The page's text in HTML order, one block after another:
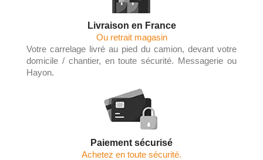
Livraison en France
Ou retrait magasin
Votre carrelage livré au pied du camion, devant votre
domicile / chantier, en toute sécurité. Messagerie ou
Hayon.
Paiement sécurisé
Achetez en toute sécurité.